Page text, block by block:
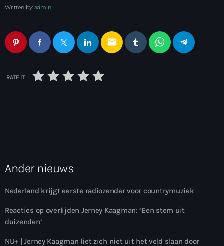
Written by: admin
email
RATE IT
Ander nieuws
Nederland krijgt eerste radiozender voor countrymuziek
Reacties op overlijden Jerney Kaagman: ‘Een stem uit
duizenden’
NU+ | Jerney Kaagman liet zich niet uit het veld slaan door